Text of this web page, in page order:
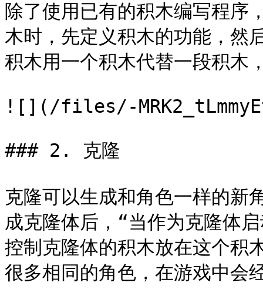
除了使用已有的积木编写程序
木时，先定义积木的功能，然
积木用一个积木代替一段积木
![](/files/-
### 2. 克隆
克隆可以生成和角色一样的新
成克隆体后，“当作为克隆体
控制克隆体的积木放在这个积
很多相同的角色，在游戏中会